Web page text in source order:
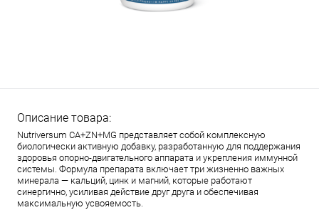
Описание товара:
Nutriversum CA+ZN+MG представляет собой комплексную
биологически активную добавку, разработанную для поддержания
здоровья опорно-двигательного аппарата и укрепления иммунной
системы. Формула препарата включает три жизненно важных
минерала — кальций, цинк и магний, которые работают
синергично, усиливая действие друг друга и обеспечивая
максимальную усвояемость.